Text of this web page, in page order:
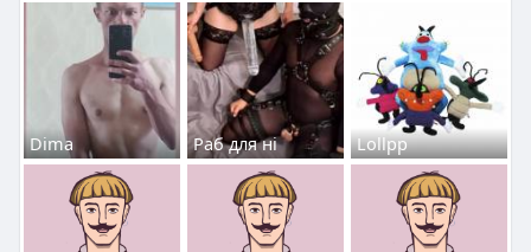
Dima Раб для ні Lollpp